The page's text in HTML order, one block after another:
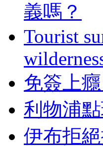
義嗎？
Tourist
免簽上癮
利物浦點
伊布拒絕